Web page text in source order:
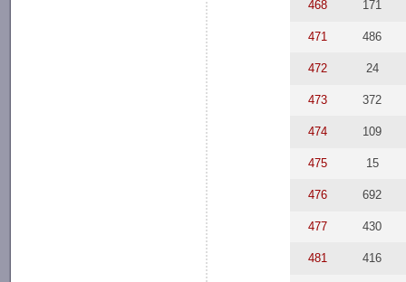
468 171
471 486
472 24
473 372
474 109
475 15
476 692
477 430
481 416